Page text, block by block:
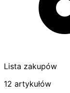
Lista zakupów
12 artykułów